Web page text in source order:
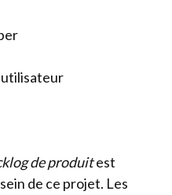
de produitest
de ce projet. Les